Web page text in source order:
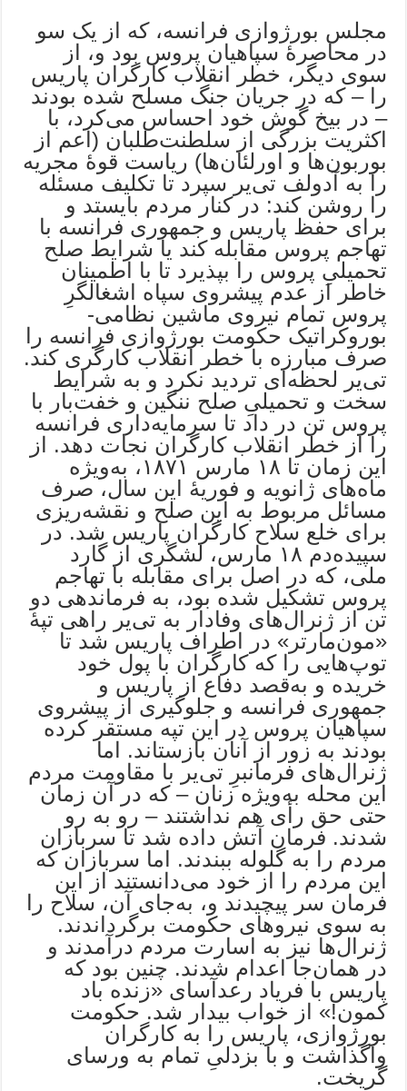
مجلس بورژوازی فرانسه، که از یک سو
در محاصرۀ سپاهیان پروس بود و، از
سوی دیگر، خطر انقلاب کارگران پاریس
را – که در جریان جنگ مسلح شده بودند
– در بیخ گوش خود احساس می‌کرد، با
اکثریت بزرگی از سلطنت‌طلبان (اعم از
بوربون‌ها و اورلئان‌ها) ریاست قوۀ مجریه
را به آدولف تی‌یر سپرد تا تکلیف مسئله
را روشن کند: در کنار مردم بایستد و
برای حفظ پاریس و جمهوری فرانسه با
تهاجم پروس مقابله کند یا شرایط صلح
تحمیلیِ پروس را بپذیرد تا با اطمینان
خاطر از عدم پیشروی سپاه اشغالگرِ
پروس تمام نیروی ماشین نظامی-
بوروکراتیک حکومت بورژوازی فرانسه را
صرف مبارزه با خطر انقلاب کارگری کند.
تی‌یر لحظه‌ای تردید نکرد و به شرایط
سخت و تحمیلیِ صلح ننگین و خفت‌بار با
پروس تن در داد تا سرمایه‌داری فرانسه
را از خطر انقلاب کارگران نجات دهد. از
این زمان تا ۱۸ مارس ۱۸۷۱، به‌ویژه
ماه‌های ژانویه و فوریۀ این سال، صرف
مسائل مربوط به این صلح و نقشه‌ریزی
برای خلع سلاح کارگران پاریس شد. در
سپیده‌دم ۱۸ مارس، لشگری از گارد
ملی، که در اصل برای مقابله با تهاجم
پروس تشکیل شده بود، به فرماندهی دو
تن از ژنرال‌های وفادار به تی‌یر راهی تپۀ
«مون‌مارتر» در اطراف پاریس شد تا
توپ‌هایی را که کارگران با پول خود
خریده و به‌قصد دفاع از پاریس و
جمهوری فرانسه و جلوگیری از پیشروی
سپاهیان پروس در این تپه مستقر کرده
بودند به زور از آنان بازستاند. اما
ژنرال‌های فرمانبرِ تی‌یر با مقاومت مردم
این محله به‌ویژه زنان – که در آن زمان
حتی حق رأی هم نداشتند – رو به رو
شدند. فرمان آتش داده شد تا سربازان
مردم را به گلوله ببندند. اما سربازان که
این مردم را از خود می‌دانستند از این
فرمان سر پیچیدند و، به‌جای آن، سلاح را
به سوی نیروهای حکومت برگرداندند.
ژنرال‌ها نیز به اسارت مردم درآمدند و
در همان‌جا اعدام شدند. چنین بود که
پاریس با فریاد رعد‌آسای «زنده باد
کمون!» از خواب بیدار شد. حکومت
بورژوازی، پاریس را به کارگران
واگذاشت و با بزدلیِ تمام به ورسای
گریخت.